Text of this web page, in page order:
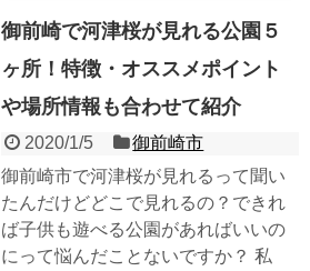
御前崎で河津桜が見れる公園５
ヶ所！特徴・オススメポイント
や場所情報も合わせて紹介
2020/1/5
御前崎市
御前崎市で河津桜が見れるって聞い
たんだけどどこで見れるの？できれ
ば子供も遊べる公園があればいいの
にって悩んだことないですか？ 私